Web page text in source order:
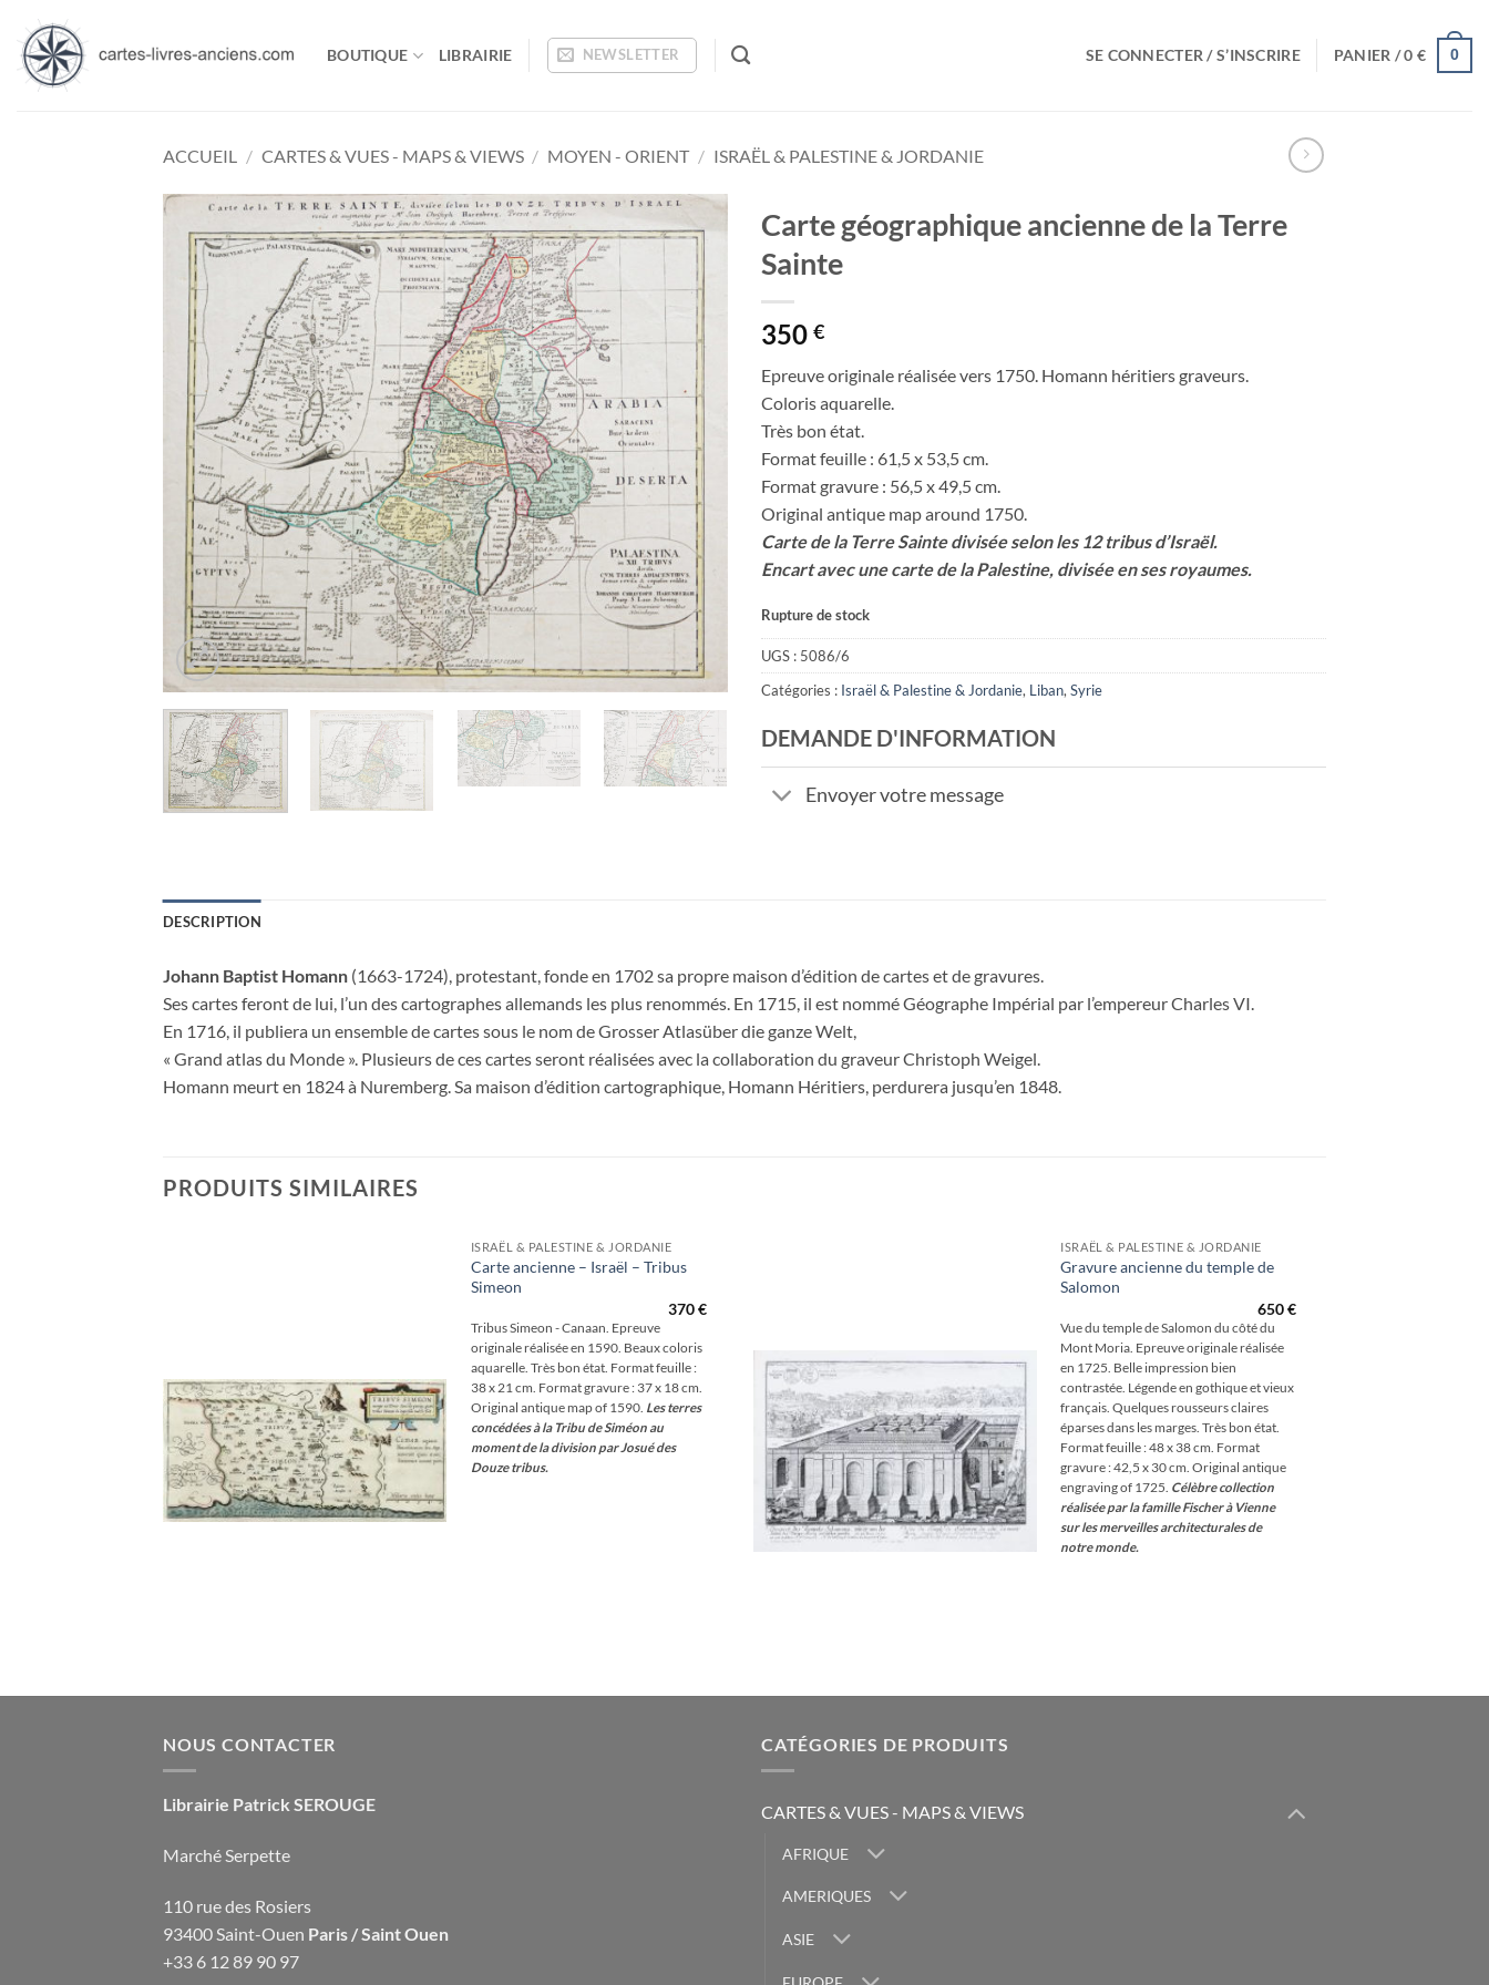
contenu
BOUTIQUE LIBRAIRIE NEWSLETTER SE CONNECTER / S’INSCRIRE PANIER /0€ 0
ACCUEIL / CARTES & VUES - MAPS & VIEWS / MOYEN - ORIENT / ISRAËL & PALESTINE & JORDANIE
Ajouter
à la
wishlist
Carte géographique ancienne de la Terre
Sainte
350 €
Epreuve originale réalisée vers 1750. Homann héritiers graveurs.
Coloris aquarelle.
Très bon état.
Format feuille : 61,5 x 53,5 cm.
Format gravure : 56,5 x 49,5 cm.
Original antique map around 1750.
Carte de la Terre Sainte divisée selon les 12 tribus d’Israël.
Encart avec une carte de la Palestine, divisée en ses royaumes.
Rupture de stock
UGS : 5086/6
Catégories : Israël & Palestine & Jordanie, Liban, Syrie
DEMANDE D'INFORMATION
Envoyer votre message
DESCRIPTION
Johann Baptist Homann (1663-1724), protestant, fonde en 1702 sa propre maison d’édition de cartes et de gravures.
Ses cartes feront de lui, l’un des cartographes allemands les plus renommés. En 1715, il est nommé Géographe Impérial par l’empereur Charles VI.
En 1716, il publiera un ensemble de cartes sous le nom de Grosser Atlasüber die ganze Welt,
« Grand atlas du Monde ». Plusieurs de ces cartes seront réalisées avec la collaboration du graveur Christoph Weigel.
Homann meurt en 1824 à Nuremberg. Sa maison d’édition cartographique, Homann Héritiers, perdurera jusqu’en 1848.
PRODUITS SIMILAIRES
ISRAËL & PALESTINE & JORDANIE
Carte ancienne – Israël – Tribus
Simeon
370€
Tribus Simeon - Canaan. Epreuve
originale réalisée en 1590. Beaux coloris
aquarelle. Très bon état. Format feuille :
38 x 21 cm. Format gravure : 37 x 18 cm.
Original antique map of 1590. Les terres
concédées à la Tribu de Siméon au
moment de la division par Josué des
Douze tribus.
ISRAËL & PALESTINE & JORDANIE
Gravure ancienne du temple de
Salomon
650€
Vue du temple de Salomon du côté du
Mont Moria. Epreuve originale réalisée
en 1725. Belle impression bien
contrastée. Légende en gothique et vieux
français. Quelques rousseurs claires
éparses dans les marges. Très bon état.
Format feuille : 48 x 38 cm. Format
gravure : 42,5 x 30 cm. Original antique
engraving of 1725. Célèbre collection
réalisée par la famille Fischer à Vienne
sur les merveilles architecturales de
notre monde.
NOUS CONTACTER
Librairie Patrick SEROUGE
Marché Serpette
110 rue des Rosiers
93400 Saint-Ouen Paris / Saint Ouen
+33 6 12 89 90 97
CATÉGORIES DE PRODUITS
CARTES & VUES - MAPS & VIEWS
AFRIQUE
AMERIQUES
ASIE